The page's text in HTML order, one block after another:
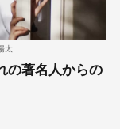
太
の著名人からの